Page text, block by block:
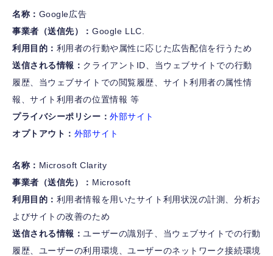
名称： Google広告
事業者（送信先）：Google LLC.
利用目的： 利用者の行動や属性に応じた広告配信を行うため
送信される情報： クライアントID、当ウェブサイトでの行動
履歴、当ウェブサイトでの閲覧履歴、サイト利用者の属性情
報、サイト利用者の位置情報 等
プライバシーポリシー：外部サイト
オプトアウト： 外部サイト
名称： Microsoft Clarity
事業者（送信先）： Microsoft
利用目的： 利用者情報を用いたサイト利用状況の計測、分析お
よびサイトの改善のため
送信される情報： ユーザーの識別子、当ウェブサイトでの行動
履歴、ユーザーの利用環境、ユーザーのネットワーク接続環境